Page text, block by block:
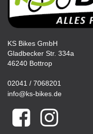
KS Bikes GmbH
Gladbecker Str. 334a
46240 Bottrop
02041 / 7068201
info@ks-bikes.de